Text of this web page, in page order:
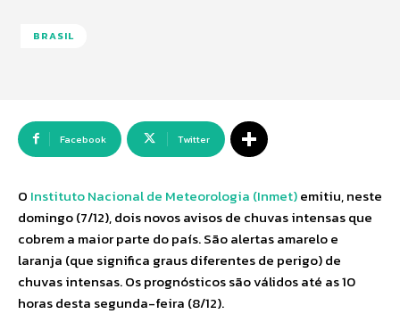
BRASIL
Facebook Twitter
O Instituto Nacional de Meteorologia (Inmet)emitiu, neste
domingo (7/12), dois novos avisos de chuvas intensas que
cobrem a maior parte do país. São alertas amarelo e
laranja (que significa graus diferentes de perigo) de
chuvas intensas. Os prognósticos são válidos até as 10
horas desta segunda-feira (8/12).